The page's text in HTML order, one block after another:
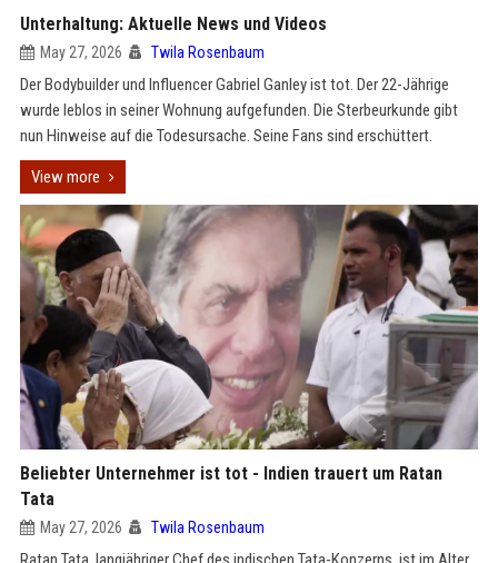
Unterhaltung: Aktuelle News und Videos
May 27, 2026 Twila Rosenbaum
Der Bodybuilder und Influencer Gabriel Ganley ist tot. Der 22-Jährige
wurde leblos in seiner Wohnung aufgefunden. Die Sterbeurkunde gibt
nun Hinweise auf die Todesursache. Seine Fans sind erschüttert.
View more
Beliebter Unternehmer ist tot - Indien trauert um Ratan
Tata
May 27, 2026 Twila Rosenbaum